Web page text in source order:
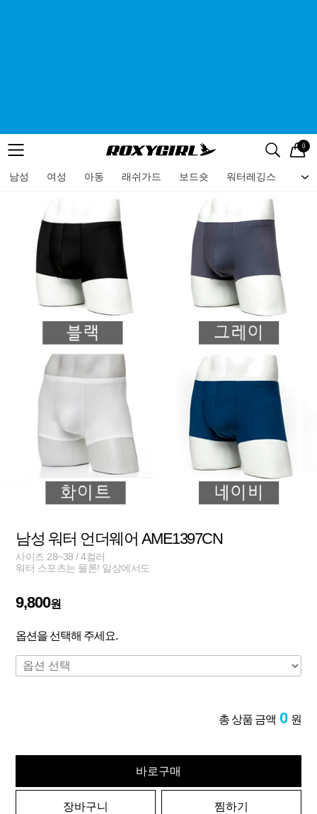
메뉴 검색
로고 0
남성 여성 아동 래쉬가드 보드숏 워터레깅스 비
메뉴
남성 워터 언더웨어 AME1397CN
사이즈 28~38 / 4컬러
워터 스포츠는 물론! 일상에서도
9,800원
옵션을 선택해 주세요.
총 상품 금액 0 원
바로구매
장바구니 찜하기